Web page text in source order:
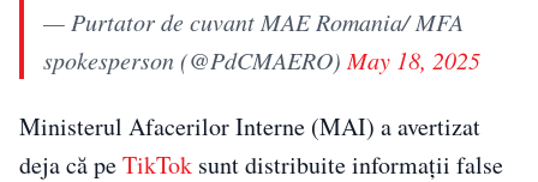
— Purtator de cuvant MAE Romania/ MFA
spokesperson (@PdCMAERO) May 18, 2025
Ministerul Afacerilor Interne (MAI) a avertizat
deja că peTikTok sunt distribuite informaţii false